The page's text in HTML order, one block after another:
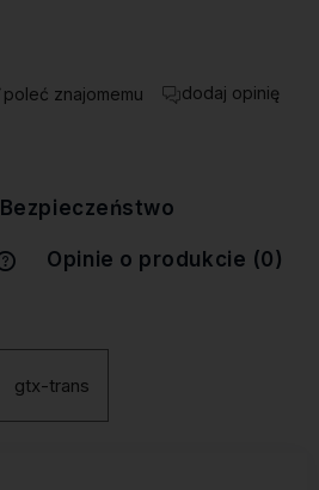
poleć znajomemu dodaj opinię
Bezpieczeństwo
Cena nie zawiera ewentualnych
Opinie o produkcie (0)
gtx-trans